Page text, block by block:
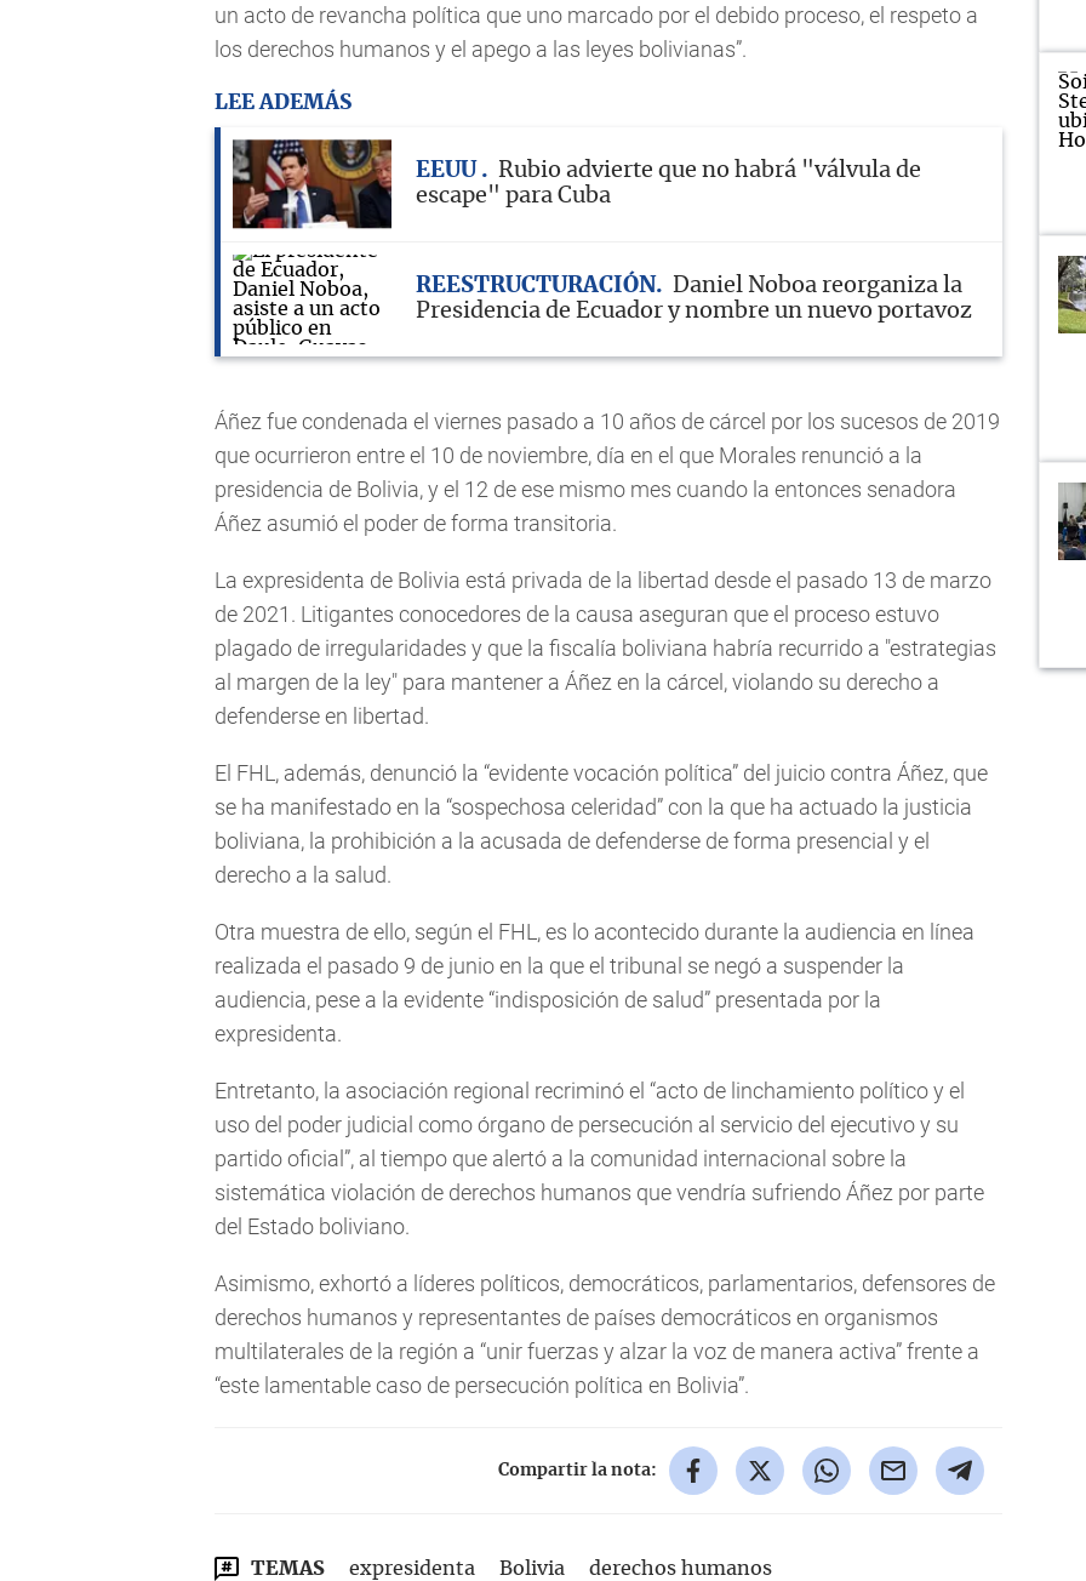
un acto de revancha política que uno marcado por el debido proceso, el respeto a
los derechos humanos y el apego a las leyes bolivianas”.
LEE ADEMÁS
EEUU
Rubio advierte que no habrá "válvula de
escape" para Cuba
REESTRUCTURACIÓN
Daniel Noboa reorganiza la
Presidencia de Ecuador y nombre un nuevo portavoz
Áñez fue condenada el viernes pasado a 10 años de cárcel por los sucesos de 2019
que ocurrieron entre el 10 de noviembre, día en el que Morales renunció a la
presidencia de Bolivia, y el 12 de ese mismo mes cuando la entonces senadora
Áñez asumió el poder de forma transitoria.
La expresidenta de Bolivia está privada de la libertad desde el pasado 13 de marzo
de 2021. Litigantes conocedores de la causa aseguran que el proceso estuvo
plagado de irregularidades y que la fiscalía boliviana habría recurrido a "estrategias
al margen de la ley" para mantener a Áñez en la cárcel, violando su derecho a
defenderse en libertad.
El FHL, además, denunció la “evidente vocación política” del juicio contra Áñez, que
se ha manifestado en la “sospechosa celeridad” con la que ha actuado la justicia
boliviana, la prohibición a la acusada de defenderse de forma presencial y el
derecho a la salud.
Otra muestra de ello, según el FHL, es lo acontecido durante la audiencia en línea
realizada el pasado 9 de junio en la que el tribunal se negó a suspender la
audiencia, pese a la evidente “indisposición de salud” presentada por la
expresidenta.
Entretanto, la asociación regional recriminó el “acto de linchamiento político y el
uso del poder judicial como órgano de persecución al servicio del ejecutivo y su
partido oficial”, al tiempo que alertó a la comunidad internacional sobre la
sistemática violación de derechos humanos que vendría sufriendo Áñez por parte
del Estado boliviano.
Asimismo, exhortó a líderes políticos, democráticos, parlamentarios, defensores de
derechos humanos y representantes de países democráticos en organismos
multilaterales de la región a “unir fuerzas y alzar la voz de manera activa” frente a
“este lamentable caso de persecución política en Bolivia”.
Compartir la nota:
TEMAS expresidenta Bolivia derechos humanos